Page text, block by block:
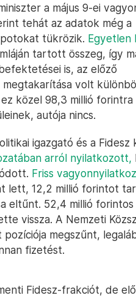
a május 9-ei
tehát az adatok még a
tükrözik. Egyetlen
tartott összeg, így
is, az előző
volt
közel 98,3 millió
autója nincs.
igazgató és a Fidesz
arról nyilatkozott,
Friss
lett, 12,2 millió forintot
eltűnt. 52,4 millió
vissza. A Nemzeti
megszűnt,
fizetést.
Fidesz-frakciót, de